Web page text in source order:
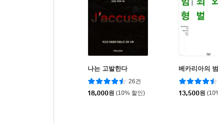
나는 고발한다
26건
18,000원 (10% 할인)
베카리아의
13,500원